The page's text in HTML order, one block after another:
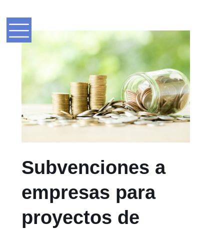
Subvenciones a
empresas para
proyectos de